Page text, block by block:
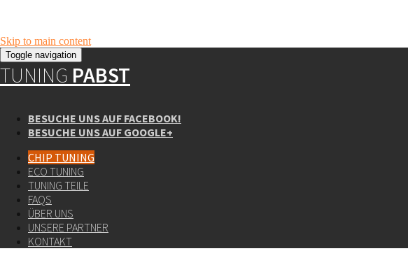
Skip to main content
Toggle navigation
TUNING PABST
BESUCHE UNS AUF FACEBOOK!
BESUCHE UNS AUF GOOGLE+
CHIP TUNING
ECO TUNING
TUNING TEILE
FAQS
ÜBER UNS
UNSERE PARTNER
KONTAKT